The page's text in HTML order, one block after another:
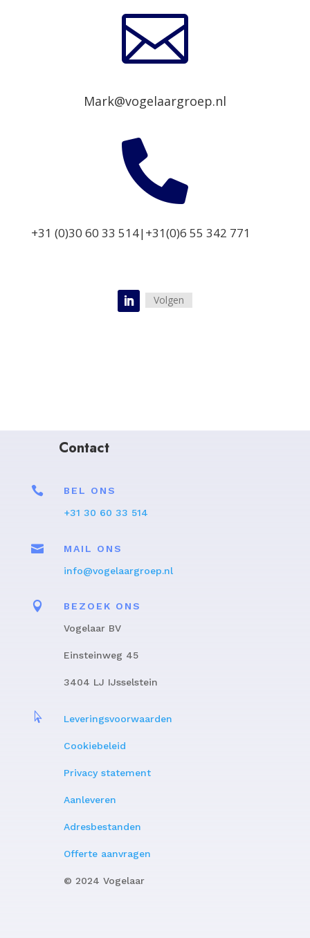

Mark@vogelaargroep.nl

+31 (0)30 60 33 514|+31(0)6 55 342 771
Volgen
Contact

BEL ONS
+31 30 60 33 514

MAIL ONS
info@vogelaargroep.nl

BEZOEK ONS
Vogelaar BV
Einsteinweg 45
3404 LJ IJsselstein
 Leveringsvoorwaarden
Cookiebeleid
Privacy statement
Aanleveren
Adresbestanden
Offerte aanvragen
© 2024 Vogelaar